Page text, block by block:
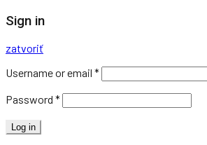
Sign in
zatvoriť
Username or email *
Password *
Log in